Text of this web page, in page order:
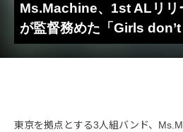
Ms.Machine、1st ALリ
が監督務めた「Girls
東京を拠点とする3人組バンド、